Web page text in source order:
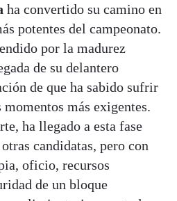
ha convertido su camino en
potentes del campeonato.
por la madurez
de su delantero
de que ha sabido sufrir
más exigentes.
ha llegado a esta fase
candidatas, pero con
oficio, recursos
de un bloque